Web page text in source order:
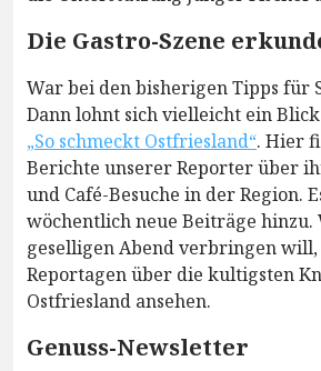
Die Gastro-Szene
War bei den bisherigen Tipps für
Dann lohnt sich vielleicht ein
„So schmeckt Ostfriesland“. Hier
Berichte unserer Reporter über
und Café-Besuche in der Region.
wöchentlich neue Beiträge hinzu.
geselligen Abend verbringen will,
Reportagen über die kultigsten
Ostfriesland ansehen.
Genuss-Newsletter